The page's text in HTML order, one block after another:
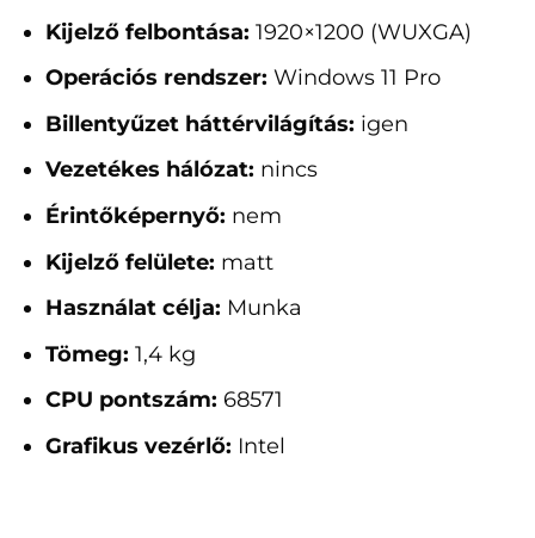
Kijelző felbontása: 1920×1200 (WUXGA)
Operációs rendszer: Windows 11 Pro
Billentyűzet háttérvilágítás: igen
Vezetékes hálózat: nincs
Érintőképernyő: nem
Kijelző felülete: matt
Használat célja: Munka
Tömeg: 1,4 kg
CPU pontszám: 68571
Grafikus vezérlő: Intel